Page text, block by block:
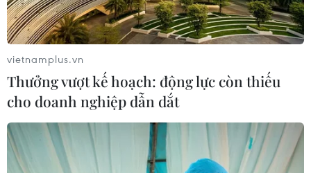
Đồng Nai: Bắt khẩn cấp thêm 8 đối tượng
trong đường dây buôn xăng giả
vietnamplus.vn
Thưởng vượt kế hoạch: động lực còn thiếu
cho doanh nghiệp dẫn dắt